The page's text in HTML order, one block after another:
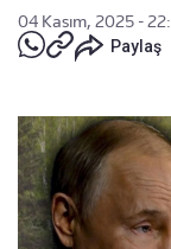
04 Kasım, 2025 -
Paylaş